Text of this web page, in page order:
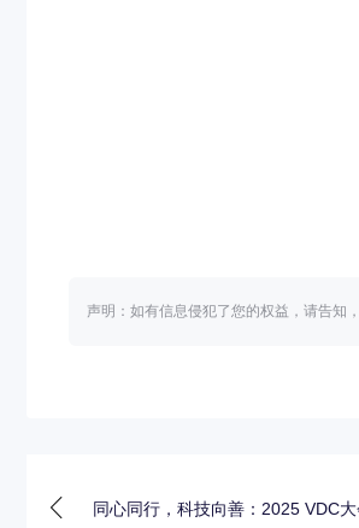
声明：如有信息侵犯了您的权益，请告知
同心同行，科技向善：2025 VDC